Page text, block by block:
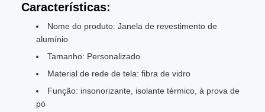
Características:
Nome do produto: Janela de revestimento de
alumínio
Tamanho: Personalizado
Material de rede de tela: fibra de vidro
Função: insonorizante, isolante térmico, à prova de
pó